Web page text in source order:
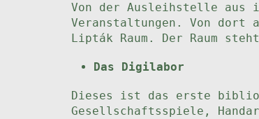
Von der Ausleihstelle aus
Veranstaltungen. Von dort
Lipták Raum. Der Raum
Das Digilabor
Dieses ist das erste
Gesellschaftsspiele,